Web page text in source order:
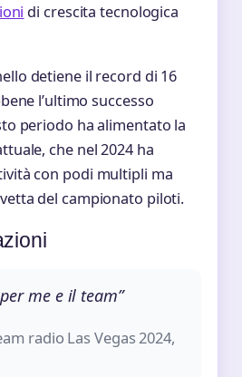
di crescita tecnologica
detiene il record di 16
l’ultimo successo
periodo ha alimentato la
che nel 2024 ha
con podi multipli ma
del campionato piloti.
me e il team”
radio Las Vegas 2024,